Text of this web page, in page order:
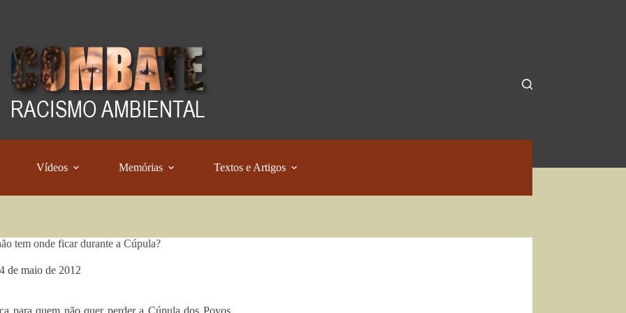
Vídeos Memórias Textos e Artigos
tem onde ficar durante a Cúpula?
de maio de 2012
para quem não quer perder a Cúpula dos Povos